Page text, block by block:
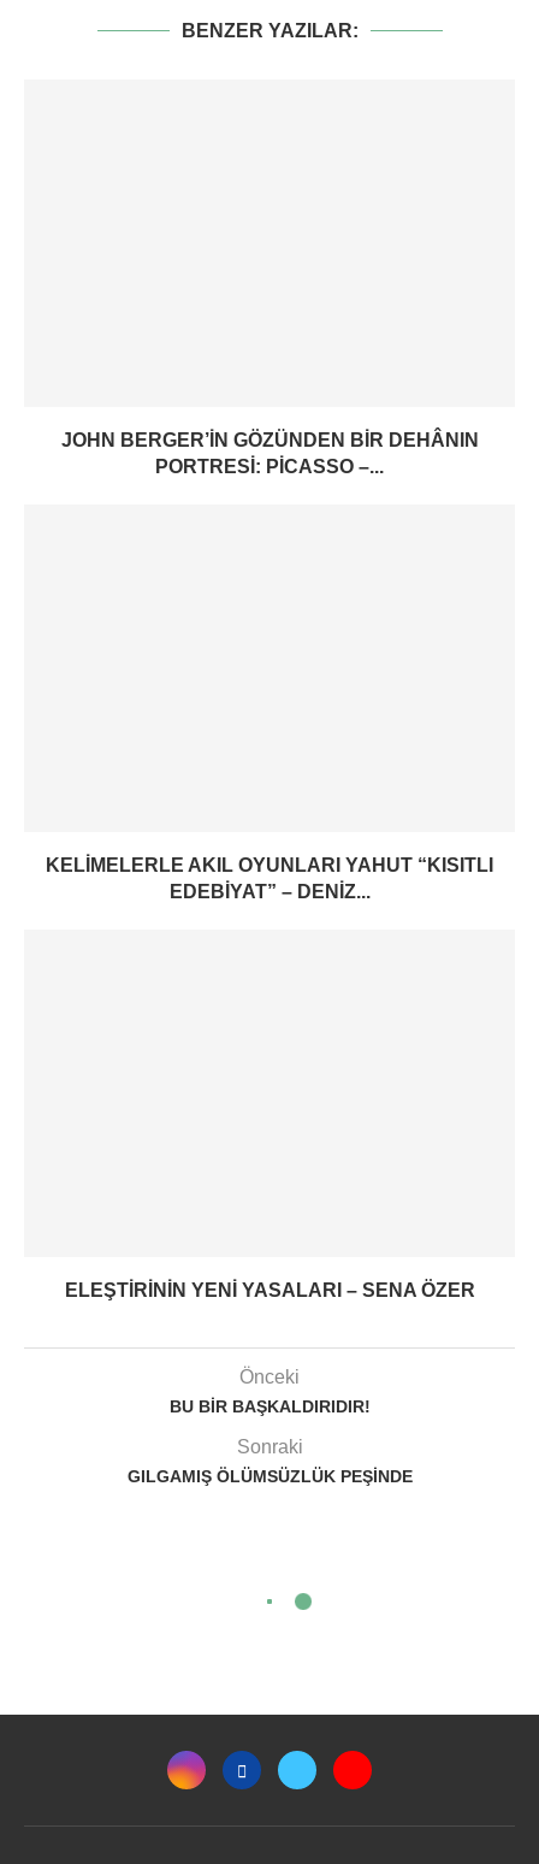
BENZER YAZILAR:
JOHN BERGER’IN GÖZÜNDEN BIR DEHÂNIN
PORTRESI: PICASSO –...
KELIMELERLE AKIL OYUNLARI YAHUT “KISITLI
EDEBIYAT” – DENIZ...
ELEŞTIRININ YENI YASALARI – SENA ÖZER
Önceki
BU BIR BAŞKALDIRIDIR!
Sonraki
GILGAMIŞ ÖLÜMSÜZLÜK PEŞINDE